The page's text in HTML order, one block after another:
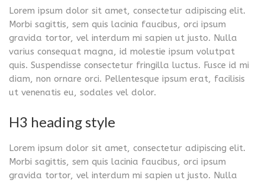
Lorem ipsum dolor sit amet, consectetur adipiscing elit.
Morbi sagittis, sem quis lacinia faucibus, orci ipsum
gravida tortor, vel interdum mi sapien ut justo. Nulla
varius consequat magna, id molestie ipsum volutpat
quis. Suspendisse consectetur fringilla luctus. Fusce id mi
diam, non ornare orci. Pellentesque ipsum erat, facilisis
ut venenatis eu, sodales vel dolor.
H3 heading style
Lorem ipsum dolor sit amet, consectetur adipiscing elit.
Morbi sagittis, sem quis lacinia faucibus, orci ipsum
gravida tortor, vel interdum mi sapien ut justo. Nulla